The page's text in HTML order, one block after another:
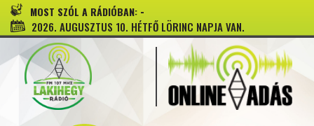
MOST SZÓL A RÁDIÓBAN: -
2026. AUGUSZTUS 10. HÉTFŐ LÖRINC NAPJA VAN.